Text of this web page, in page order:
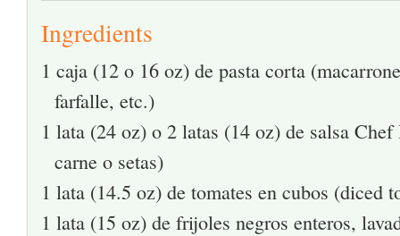
Ingredients
1 caja (12 o 16 oz) de pasta corta
farfalle, etc.)
1 lata (24 oz) o 2 latas (14 oz) de salsa
carne o setas)
1 lata (14.5 oz) de tomates en cubos (diced
1 lata (15 oz) de frijoles negros enteros,